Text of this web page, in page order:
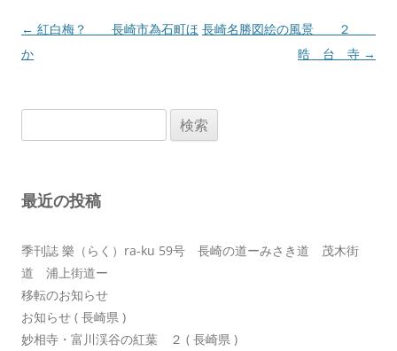
投
稿
ョ
← 紅白梅？ 長崎市為石町ほ
か
長崎名勝図絵の風景 ２
晧 台 寺 →
索:
最近の投稿
季刊誌 樂（らく）ra-ku 59号 長崎の道ーみさき道 茂木街
道 浦上街道ー
移転のお知らせ
お知らせ ( 長崎県 )
妙相寺・富川渓谷の紅葉 ２ ( 長崎県 )